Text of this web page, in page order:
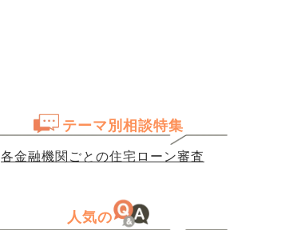
テーマ別相談特集
各金融機関ごとの住宅ローン審査
人気の